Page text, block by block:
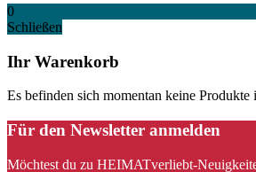
0
Schließen
Ihr Warenkorb
Es befinden sich momentan keine Produkte
Für den Newsletter anmelden
Möchtest du zu HEIMATverliebt-